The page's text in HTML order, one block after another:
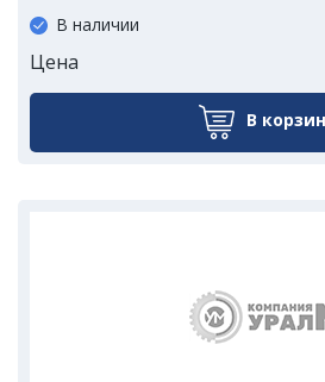
В наличии
Цена
В